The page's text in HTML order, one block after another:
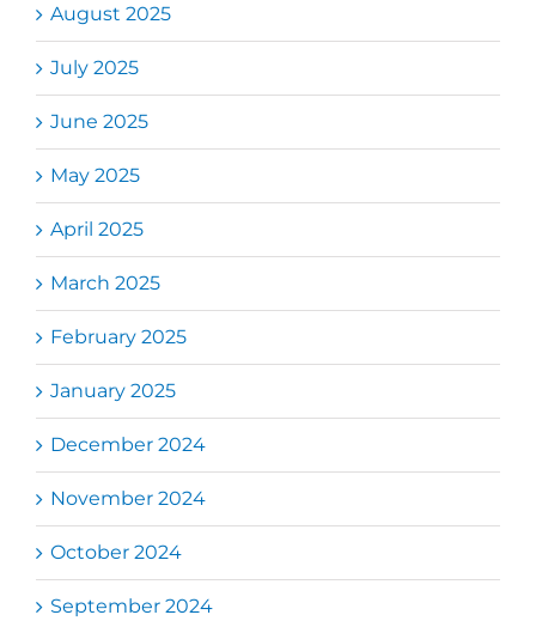
August 2025
July 2025
June 2025
May 2025
April 2025
March 2025
February 2025
January 2025
December 2024
November 2024
October 2024
September 2024